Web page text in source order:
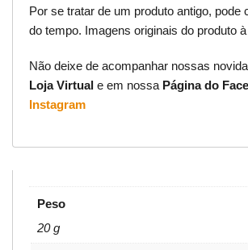
Por se tratar de um produto antigo, pode
do tempo. Imagens originais do produto
Não deixe de acompanhar nossas
Loja Virtual e em nossa Página do
Instagram
Peso
20 g